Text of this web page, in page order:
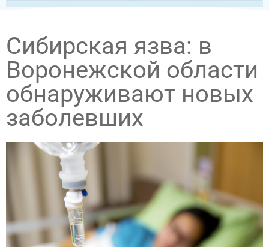
Сибирская язва: в
Воронежской области
обнаруживают новых
заболевших